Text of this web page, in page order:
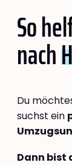
So
nach
Du
suchst ein
Dann bist